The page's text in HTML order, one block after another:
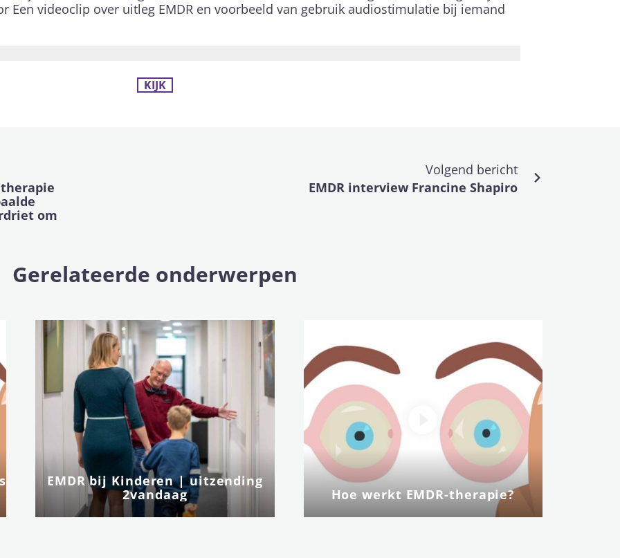
Een videoclip over uitleg EMDR en voorbeeld van gebruik audiostimulatie bij iemand
KIJK
om
Volgend bericht
EMDR interview Francine Shapiro
Gerelateerde onderwerpen
EMDR bij Kinderen | uitzending
2vandaag
Hoe werkt EMDR-therapie?